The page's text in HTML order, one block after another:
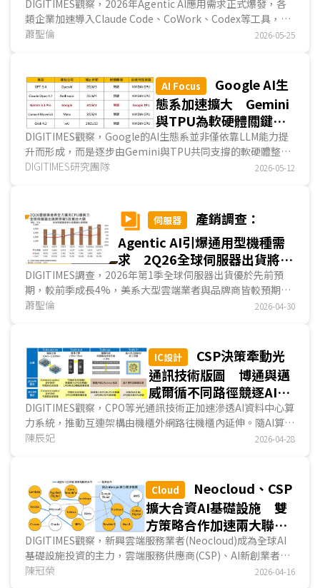
DIGITIMES觀察，2026年Agentic AI應用需求正式爆發，各
類企業加速導入Claude Code、CoWork、Codex等工具，驅
動大型雲端業者、龍頭AI模型公司加速生成式AI相...
蕭聖倫 2026-05-25
AI Focus
Google AI生
態系加速擴大 Gemini
與TPU為軟硬體關鍵支
柱
DIGITIMES觀察，Google的AI生態系並非僅依靠LLM能力提
升而形成，而是逐步由Gemini與TPU共同支撐的軟硬體整合
架構而建立。其中，Gemini為軟體端的關鍵支柱，負責串聯
模型訓練與推論所需的底層算力需求，強化Google對AI基礎
設施的掌握度。...
DIGITIMES研究團隊 2026-05-12
伺服器
產銷調查：
Agentic AI引爆通用型機種需
求 2Q26全球伺服器出貨將破
500萬台大關
DIGITIMES調查，2026年第1季全球伺服器出貨優於先前預
期，較前季成長4%，美系大型雲端業者與品牌商皆較預期表
現更佳，Anthropic的Claude Code與OpenClaw等Agentic
雲端業者將出貨重心轉向通用型伺服器。品牌商方面，來自二
線雲端業者的AI與通用型伺服器訂單增長強勁，傳統企業客戶
亦因伺服器漲價及Agentic AI布局需求而啟動換機，以上皆造
成第1季出貨優於預期。...
蕭聖倫 2026-04-30
IC設計
CSP決策牽動光
通訊技術版圖 博通與邁
威爾循不同路徑競逐AI互
連影響力
DIGITIMES觀察，CPO等光通訊技術正加速滲透AI資料中心算
力系統，推動互連架構由機櫃外網路往機櫃內延伸。隨AI算力
產品交付形態已提升至機櫃級系統架構，資料傳輸瓶頸促使光
通以客製化ASIC、交換晶片與高速I/O切入多層互連；邁威爾
則以DSP、光模組與高速連接元件為核心，透過收購與平台合
作，擴大布局。後續版圖仍取決於技術成熟度、架構標準與
CSP部署決策。...
陳辰妃 2026-04-28
Cloud
Neocloud、CSP
擴大合資AI基礎設施 雙
方策略合作加速兩大聯盟
網成形
DIGITIMES觀察，新興雲端服務業者(Neocloud)成為全球AI
基礎設施投資的主力，雲端服務供應商(CSP)、AI新創業者日
益仰賴與Neocloud合作，分攤鉅額投資金額和風險，同時縮
陳冠榮 2026-04-16